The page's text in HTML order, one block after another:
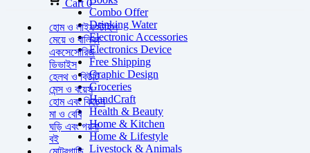
Combo Offer
Drinking Water
Electronic Accessories
Electronics Device
Free Shipping
Graphic Design
Groceries
HandCraft
Health & Beauty
Home & Kitchen
Home & Lifestyle
Livestock & Animals
Cart 0
হোম ও লাইফস্টাইল
মেয়ে ও বালিকা
একসেসোরিজ
ডিভাইস
হেলথ ও বিউটি
মেন্স ও বয়েস
হোম এবং কিচেন
মা ও বেবি
ঘড়ি এবং গয়না
বই